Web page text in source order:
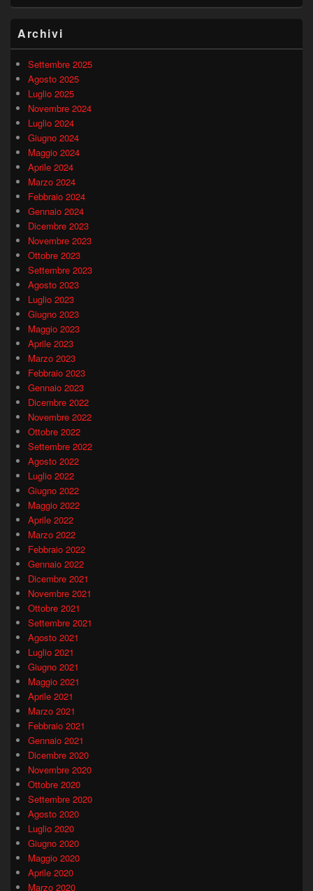
Archivi
Settembre 2025
Agosto 2025
Luglio 2025
Novembre 2024
Luglio 2024
Giugno 2024
Maggio 2024
Aprile 2024
Marzo 2024
Febbraio 2024
Gennaio 2024
Dicembre 2023
Novembre 2023
Ottobre 2023
Settembre 2023
Agosto 2023
Luglio 2023
Giugno 2023
Maggio 2023
Aprile 2023
Marzo 2023
Febbraio 2023
Gennaio 2023
Dicembre 2022
Novembre 2022
Ottobre 2022
Settembre 2022
Agosto 2022
Luglio 2022
Giugno 2022
Maggio 2022
Aprile 2022
Marzo 2022
Febbraio 2022
Gennaio 2022
Dicembre 2021
Novembre 2021
Ottobre 2021
Settembre 2021
Agosto 2021
Luglio 2021
Giugno 2021
Maggio 2021
Aprile 2021
Marzo 2021
Febbraio 2021
Gennaio 2021
Dicembre 2020
Novembre 2020
Ottobre 2020
Settembre 2020
Agosto 2020
Luglio 2020
Giugno 2020
Maggio 2020
Aprile 2020
Marzo 2020